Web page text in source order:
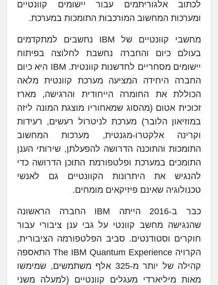
לכתוב אלגוריתמים עבור יישומים קוונטיים
ומערכות המחשוב המורכבות התומכות במערכת.
מחשבי קוונטיים של IBM נחשבים למתקדמים
בעולם כיום והחברה נחשבת לחלוצה בפיתוח
יישומים מסחריים לחדשנות קוונטית. IBM היא כיום
החברה היחידה המציעה מערכת קוונטית מלאה
הכוללת את החומרה הייחודית והרגישה, מארז
זכוכית אטום (מהסוג שמאחוריו מוצגת המונה ליזה
במוזיאון הלובר) מערכת לניטרול רעשים, רעידות
וקרינה אלקטרו-מגנטית, מערכות המחשוב
התומכות והתוכנה הדרושה להפעלתן, שירותי הענן
התומכים במערכת ופלטפורמת התוכן הדרושה כדי
להנגיש את היתרונות הקוונטיים גם לאנשי
טכנולוגיה שאינם פיזיקאים מומחים.
כבר ב-2016 הייתה IBM החברה הראשונה
שהנגישה מחשב קוונטי על גבי ענן ציבורי עבור
חוקרים וסטודנטים. סביב הפלטפורמה הציבורית,
הקרויה The IBM Quantum Experience התאספה
קהילה של יותר מ-325 אלף משתמשים, שמימשו
מאות מיליארדי מעגלים קוונטיים (למעלה משני